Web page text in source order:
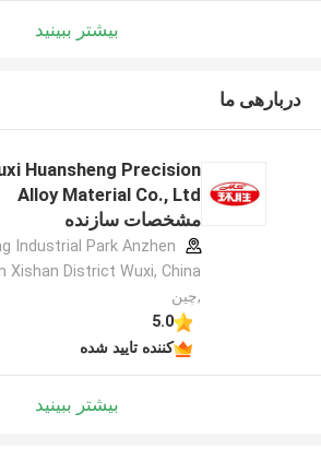
بیشتر ببینید
دربارهی ما
Huansheng Precision
Alloy Material Co., Ltd
مشخصات سازنده
Industrial Park Anzhen
Xishan District Wuxi, China
,چین
5.0
کننده تایید شده
بیشتر ببینید